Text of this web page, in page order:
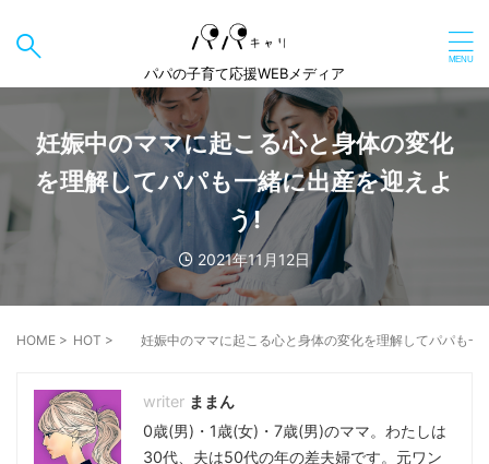
パパの子育て応援WEBメディア
妊娠中のママに起こる心と身体の変化
を理解してパパも一緒に出産を迎えよ
う!
2021年11月12日
HOME > HOT > 妊娠中のママに起こる心と身体の変化を理解してパパも一
ままん
0歳(男)・1歳(女)・7歳(男)のママ。わたしは
30代、夫は50代の年の差夫婦です。元ワン